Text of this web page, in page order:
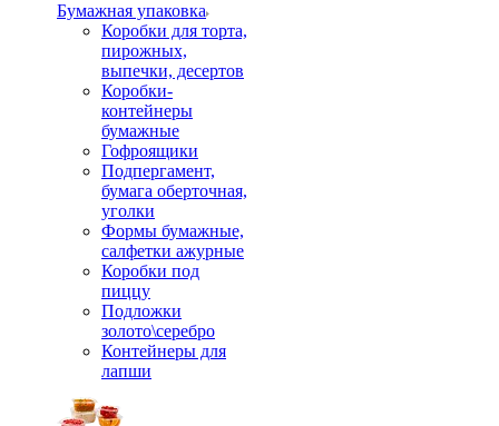
Бумажная упаковка
Коробки для торта,
пирожных,
выпечки, десертов
Коробки-
контейнеры
бумажные
Гофроящики
Подпергамент,
бумага оберточная,
уголки
Формы бумажные,
салфетки ажурные
Коробки под
пиццу
Подложки
золото\серебро
Контейнеры для
лапши